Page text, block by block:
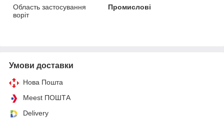
Область застосування
воріт
Промислові
Умови доставки
Нова Пошта
Meest ПОШТА
Delivery